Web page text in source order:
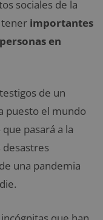
sociales de la
tener importantes
en
de un
puesto el mundo
pasará a la
una pandemia